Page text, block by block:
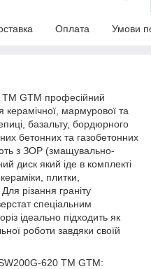
Оплата Умови
ТМ GTM професійний
керамічної, мармурової та
базальту, бордюрного
бетонних та газобетонних
з ЗОР (змащувально-
диск який іде в комплекті
плитки,
різання граніту
спеціальним
ідеально підходить як
роботи завдяки своїй
620 ТМ GTM: